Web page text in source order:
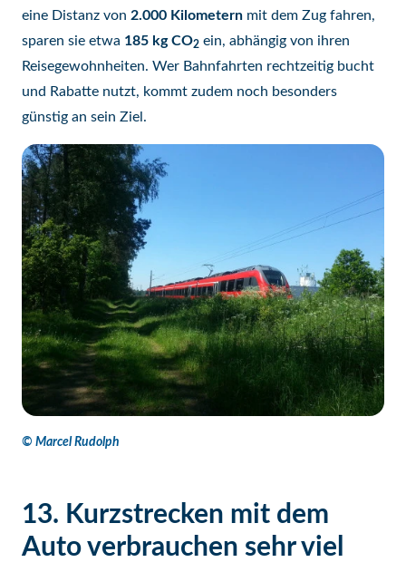
eine Distanz von 2.000 Kilometern mit dem Zug fahren,
sparen sie etwa 185 kg CO2 ein, abhängig von ihren
Reisegewohnheiten. Wer Bahnfahrten rechtzeitig bucht
und Rabatte nutzt, kommt zudem noch besonders
günstig an sein Ziel.
© Marcel Rudolph
13. Kurzstrecken mit dem
Auto verbrauchen sehr viel